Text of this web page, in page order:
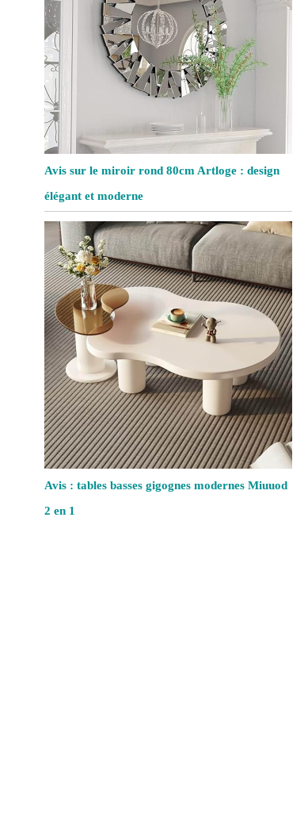
Avis sur le miroir rond 80cm Artloge : design
élégant et moderne
Avis : tables basses gigognes modernes Miuuod
2 en 1